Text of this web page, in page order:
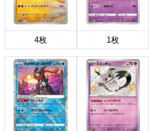
4枚 1枚